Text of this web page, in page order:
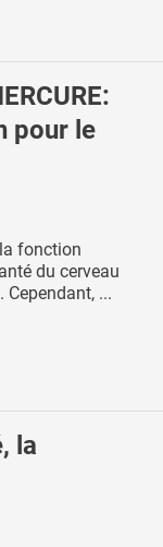
pour le
fonction
du cerveau
...
la